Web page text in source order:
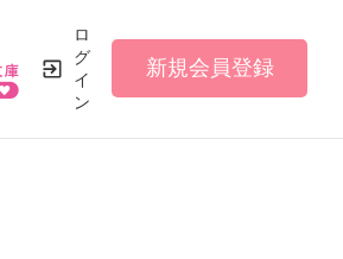
ロ
グ
イ
ン
新規会員登録